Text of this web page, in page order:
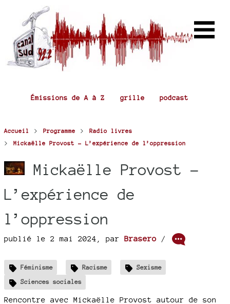
Émissions de A à Z grille podcast
Accueil > Programme > Radio livres
> Mickaëlle Provost - L’expérience de l’oppression
Mickaëlle Provost -
L’expérience de
l’oppression
publié le 2 mai 2024 par Brasero /
Féminisme Racisme
Sexisme
Sciences sociales
Rencontre avec Mickaëlle Provost autour de son